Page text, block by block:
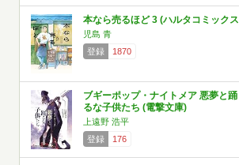
本なら売るほど 3 (ハルタコミック
児島 青
登録
1870
ブギーポップ・ナイトメア 悪夢と踊
るな子供たち (電撃文庫)
上遠野 浩平
登録
176